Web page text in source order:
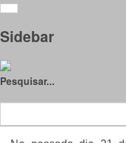
Sidebar
Pesquisar...
camiliano…
Detalhes